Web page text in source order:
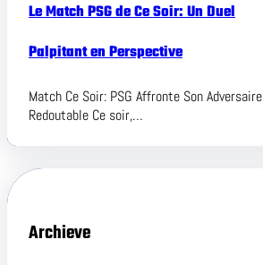
Le Match PSG de Ce Soir: Un Duel
Palpitant en Perspective
Match Ce Soir: PSG Affronte Son Adversaire
Redoutable Ce soir,…
Archieve